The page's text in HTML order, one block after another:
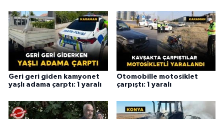
Geri geri giden kamyonet
yaşlı adama çarptı: 1 yaralı
Otomobille motosiklet
çarpıştı: 1 yaralı